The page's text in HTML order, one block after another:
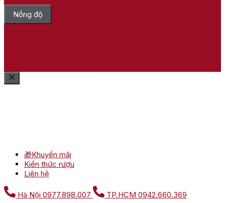
Nồng độ
🎁Khuyến mãi
Kiến thức rượu
Liên hệ
Hà Nội 0977.898.007 TP.HCM 0942.660.369